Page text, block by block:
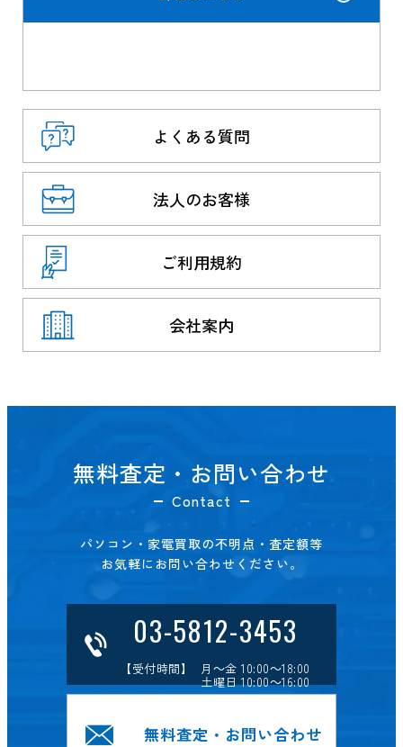
よくある質問
法人のお客様
ご利用規約
会社案内
無料査定・お問い合わせ
Contact
パソコン・家電買取の不明点・査定額等
お気軽にお問い合わせください。
03-5812-3453
【受付時間】 月～金 10:00～18:00
土曜日 10:00～16:00
無料査定・お問い合わせ